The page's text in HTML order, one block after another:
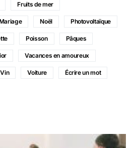
Fruits de mer
Noël Photovoltaïque
Poisson Pâques
Vacances en amoureux
Vin Voiture Écrire un mot